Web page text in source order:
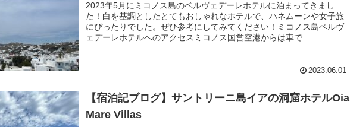
2023年5月にミコノス島のベルヴェデーレホテルに泊まってきまし
た！白を基調としたとてもおしゃれなホテルで、ハネムーンや女子旅
にぴったりでした。ぜひ参考にしてみてください！ミコノス島ベルヴ
ェデーレホテルへのアクセスミコノス国営空港からは車で...
2023.06.01
【宿泊記ブログ】サントリーニ島イアの洞窟ホテルOia
Mare Villas